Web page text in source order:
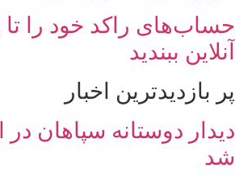
حساب‌های راکد خود را تا
آنلاین ببندید
پر بازدیدترین اخبار
دیدار دوستانه سپاهان
شد